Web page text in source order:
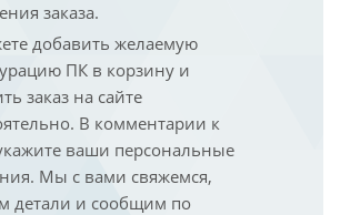
заказа.
добавить желаемую
ПК в корзину и
заказ на сайте
В комментарии к
ваши персональные
Мы с вами свяжемся,
детали и сообщим по